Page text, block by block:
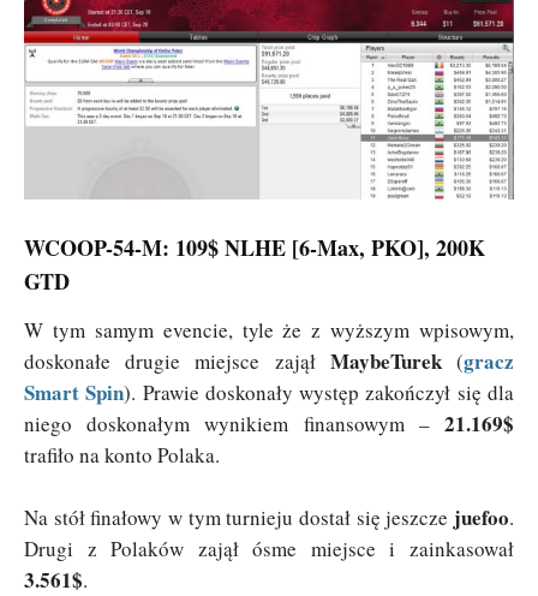
WCOOP-54-M: 109$ NLHE [6-Max, PKO], 200K
GTD
W tym samym evencie, tyle że z wyższym wpisowym,
doskonałe drugie miejsce zajął MaybeTurek(gracz
Smart Spin). Prawie doskonały występ zakończył się dla
niego doskonałym wynikiem finansowym – 21.169$
trafiło na konto Polaka.
Na stół finałowy w tym turnieju dostał się jeszcze juefoo.
Drugi z Polaków zajął ósme miejsce i zainkasował
3.561$.